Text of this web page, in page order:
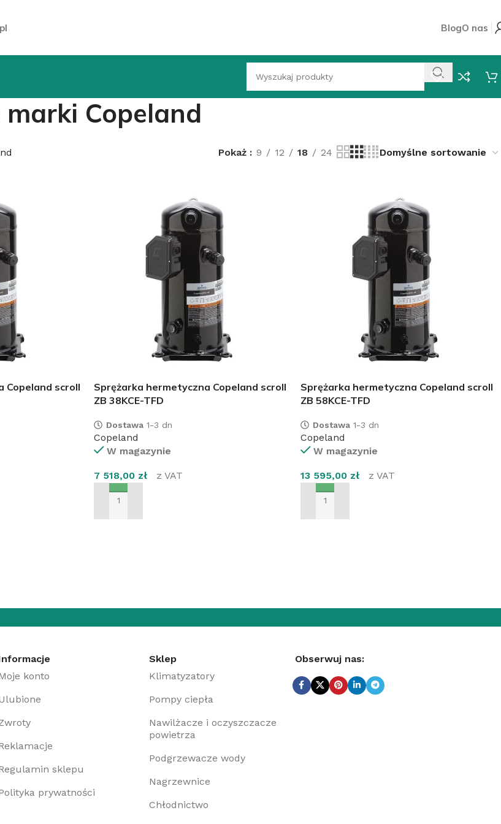
BlogO nas
Copeland
Pokaż 9 12 18 24
Copeland scroll
Sprężarka hermetyczna Copeland scroll
ZB 38KCE-TFD
Dostawa 1-3 dn
Copeland
W magazynie
7 518,00 zł z VAT
DODAJ DO KOSZYKA
Sprężarka hermetyczna Copeland scroll
ZB 58KCE-TFD
Dostawa 1-3 dn
Copeland
W magazynie
13 595,00 zł z VAT
DODAJ DO KOSZYKA
konto
sklepu
prywatności
Sklep
Klimatyzatory
Pompy ciepła
Nawilżacze i oczyszczacze
powietrza
Podgrzewacze wody
Nagrzewnice
Chłodnictwo
Obserwuj nas: